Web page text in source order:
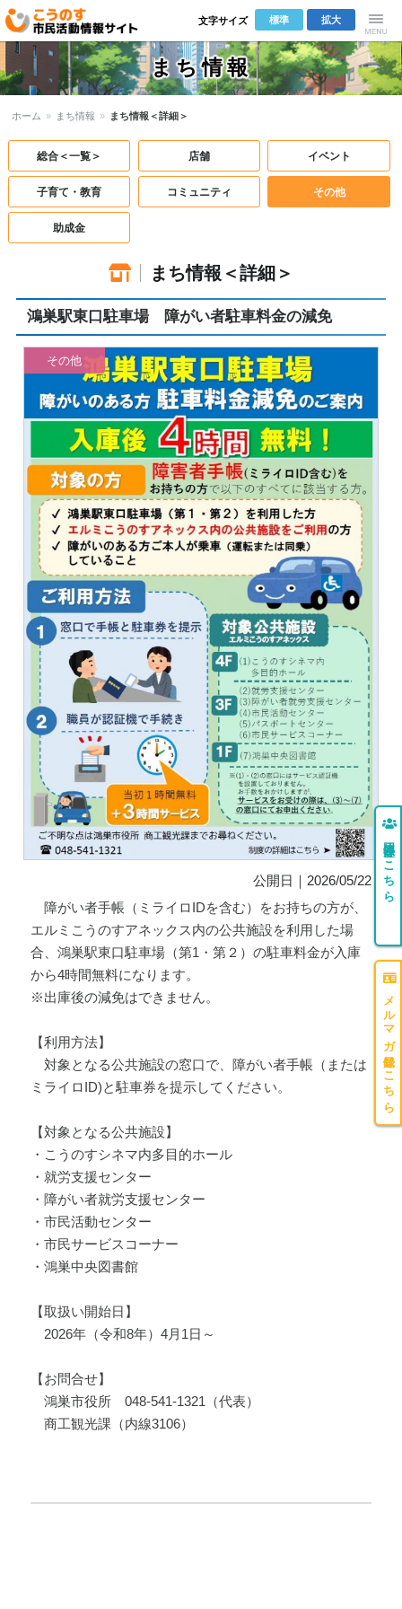
こうのす市
民活動情報サ
イト
Menu
拡大
標準
文字サイズ
まち情報
ホーム » まち情報 » まち情報＜詳細＞
総合＜一覧＞ 店舗 イベント
子育て・教育 コミュニティ その他
助成金
まち情報＜詳細＞
鴻巣駅東口駐車場 障がい者駐車料金の減免
その他
公開日｜2026/05/22
障がい者手帳（ミライロIDを含む）をお持ちの方が、
エルミこうのすアネックス内の公共施設を利用した場
合、鴻巣駅東口駐車場（第1・第２）の駐車料金が入庫
から4時間無料になります。
※出庫後の減免はできません。
【利用方法】
対象となる公共施設の窓口で、障がい者手帳（または
ミライロID)と駐車券を提示してください。
【対象となる公共施設】
・こうのすシネマ内多目的ホール
・就労支援センター
・障がい者就労支援センター
・市民活動センター
・市民サービスコーナー
・鴻巣中央図書館
【取扱い開始日】
2026年（令和8年）4月1日～
【お問合せ】
鴻巣市役所 048-541-1321（代表）
商工観光課（内線3106）
団体登録はこちら
メルマガ登録はこちら